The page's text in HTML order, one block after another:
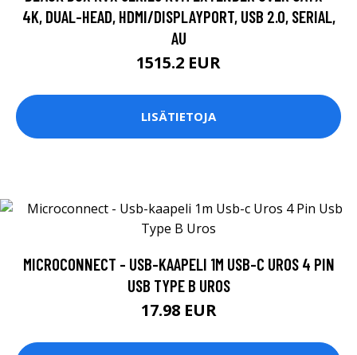
4K, DUAL-HEAD, HDMI/DISPLAYPORT, USB 2.0, SERIAL,
AU
1515.2 EUR
LISÄTIETOJA
MICROCONNECT - USB-KAAPELI 1M USB-C UROS 4 PIN
USB TYPE B UROS
17.98 EUR